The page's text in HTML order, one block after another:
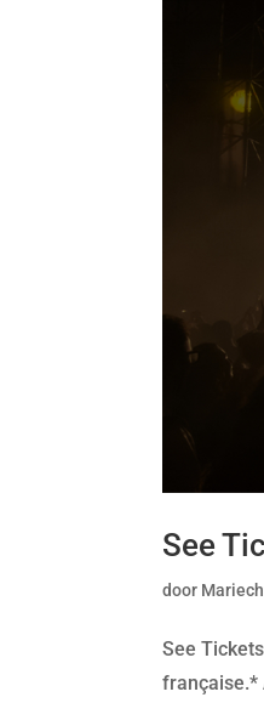
See
door
See
française.*